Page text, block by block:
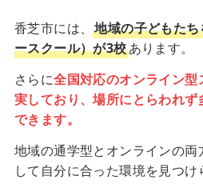
香芝市には、地域の子どもた
ースクール）が3校あります。
さらに全国対応のオンライン
実しており、場所にとらわれ
できます。
地域の通学型とオンラインの
して自分に合った環境を見つけ